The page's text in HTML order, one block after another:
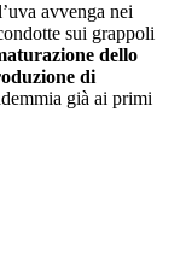
avvenga nei
sui grappoli
dello
di
già ai primi